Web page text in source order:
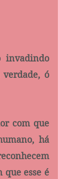
invadindo
verdade, ó
com que
há
que esse é